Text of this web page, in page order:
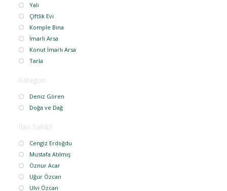
Yalı
Çiftlik Evi
Komple Bina
İmarli Arsa
Konut İmarlı Arsa
Tarla
Kategori
Deniz Gören
Doğa ve Dağ
İlan Sahibi
Cengiz Erdoğdu
Mustafa Atılmış
Öznur Acar
Uğur Özcan
Ulvi Özcan